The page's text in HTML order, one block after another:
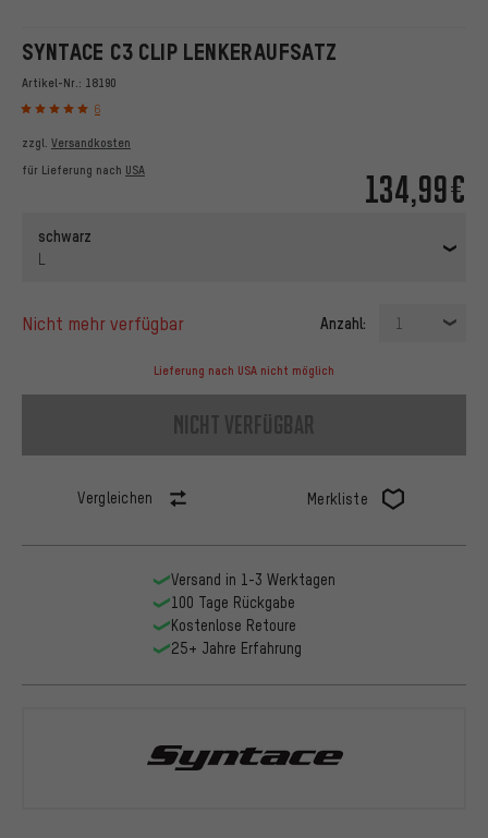
SYNTACE C3 CLIP LENKERAUFSATZ
Artikel-Nr.: 18190
6
134,99€
zzgl. Versandkosten
für Lieferung nach USA
schwarz
L
nicht mehr verfügbar Anzahl: 1
Lieferung nach USA nicht möglich
nicht verfügbar
Vergleichen Merkliste
Versand in 1-3 Werktagen
100 Tage Rückgabe
Kostenlose Retoure
25+ Jahre Erfahrung